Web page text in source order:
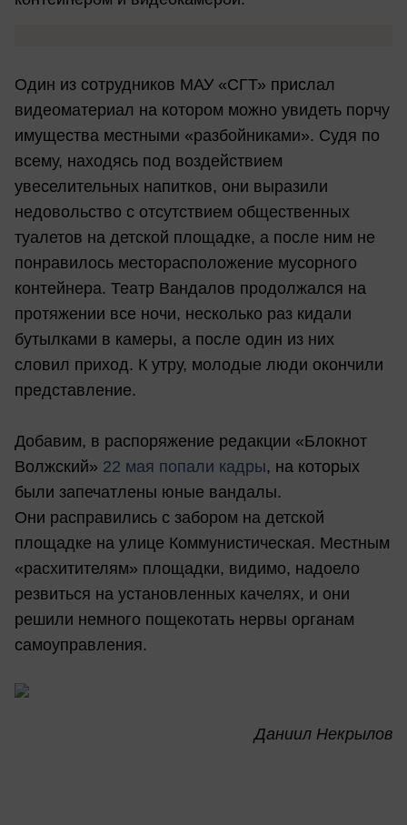
Один из сотрудников МАУ «СГТ» прислал
видеоматериал на котором можно увидеть порчу
имущества местными «разбойниками». Судя по
всему, находясь под воздействием
увеселительных напитков, они выразили
недовольство с отсутствием общественных
туалетов на детской площадке, а после ним не
понравилось месторасположение мусорного
контейнера. Театр Вандалов продолжался на
протяжении все ночи, несколько раз кидали
бутылками в камеры, а после один из них
словил приход. К утру, молодые люди окончили
представление.
Добавим, в распоряжение редакции «Блокнот
Волжский» 22 мая попали кадры, на которых
были запечатлены юные вандалы.
Они расправились с забором на детской
площадке на улице Коммунистическая. Местным
«расхитителям» площадки, видимо, надоело
резвиться на установленных качелях, и они
решили немного пощекотать нервы органам
самоуправления.
Даниил Некрылов